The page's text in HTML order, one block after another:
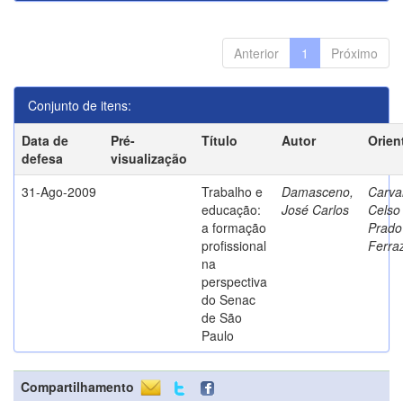
Anterior 1 Próximo
Conjunto de itens:
Data de
defesa
Pré-
visualização
Título Autor
31-Ago-2009
Trabalho e
educação:
a formação
profissional
na
perspectiva
do Senac
de São
Paulo
Damasceno,
José Carlos
Prado
Compartilhamento